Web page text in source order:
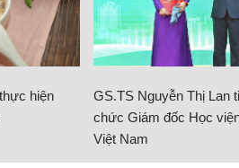
hiện
GS.TS Nguyễn Thị Lan
chức Giám đốc Học
Việt Nam